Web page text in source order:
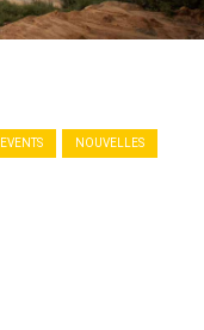
EVENTS NOUVELLES